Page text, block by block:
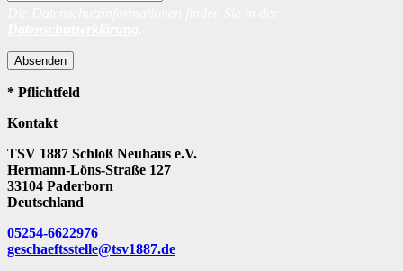
Absenden
* Pflichtfeld
Kontakt
TSV 1887 Schloß Neuhaus e.V.
Hermann-Löns-Straße 127
33104 Paderborn
Deutschland
05254-6622976
geschaeftsstelle@tsv1887.de